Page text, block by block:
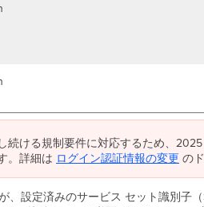
続ける規制要件に対応するため、
。詳細は ログイン認証情報の変更 の
、設定済みのサービス セット識別子（